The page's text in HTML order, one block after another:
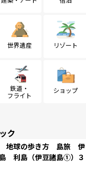
世界遺産 リゾート
鉄道・
フライト
ショップ
ク
地球の歩き方 島旅 伊
利島（伊豆諸島①）３